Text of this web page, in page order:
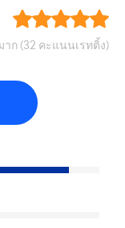
าก (32 คะแนนเรทติ้ง)